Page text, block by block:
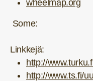
wheelmap.org
Some:
Linkkejä:
http://
http://www.ts.fi/